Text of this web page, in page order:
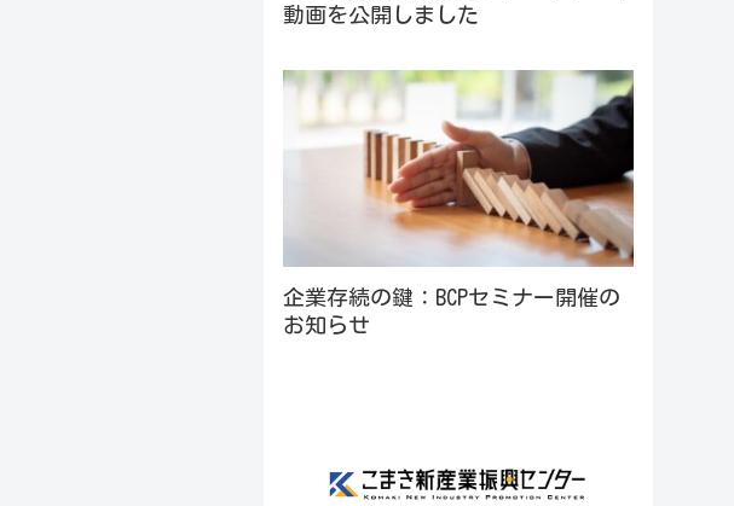
動画を公開しました
企業存続の鍵：BCPセミナー開催の
お知らせ